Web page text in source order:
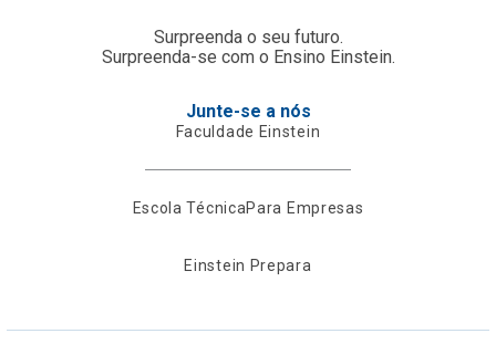
Surpreenda o seu futuro.
Surpreenda-se com o Ensino Einstein.
Junte-se a nós
Faculdade Einstein
Escola TécnicaPara Empresas
Einstein Prepara